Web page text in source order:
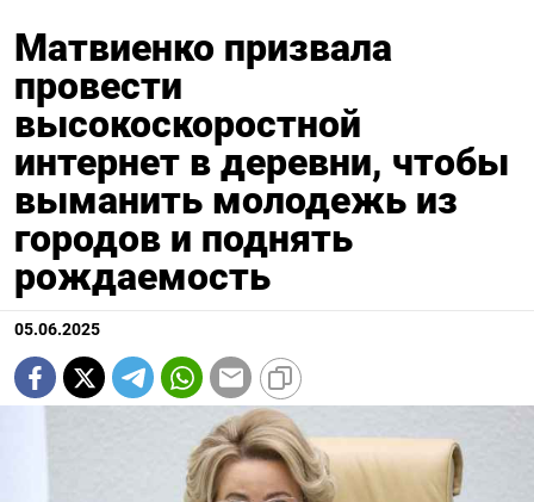
Матвиенко призвала
провести
высокоскоростной
интернет в деревни, чтобы
выманить молодежь из
городов и поднять
рождаемость
05.06.2025